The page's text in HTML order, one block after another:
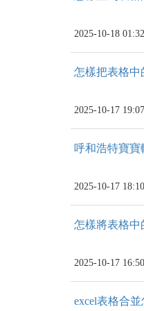
2025-10-18
怎樣把表格中
2025-10-17
呼和浩特寶寶
2025-10-17
怎樣將表格中
2025-10-17
excel表格合